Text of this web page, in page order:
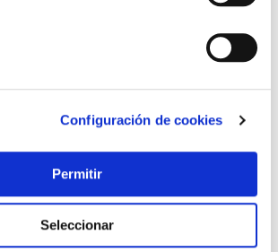
Configuración de cookies
Permitir
Seleccionar
segueta plana nº 1 madera 13 cm, 33
tpi 144 uds wuto
18,20 €